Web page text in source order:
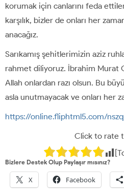
korumak için canlarını feda
karşılık, bizler de onları her
anacağız.
Sarıkamış şehitlerimizin aziz
rahmet diliyoruz. İbrahim Murat
Allah onlardan razı olsun. Bu
asla unutmayacak ve onları her
https://online.fliphtml5.com/
Click to rate
Bizlere Destek Olup Paylaşır mısınız?
X Facebook